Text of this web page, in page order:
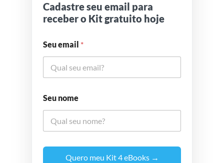
Cadastre seu email para
receber o Kit gratuito hoje
Seu email *
Seu nome
Quero meu Kit 4 eBooks →